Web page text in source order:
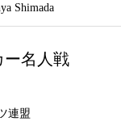
Shimada
ー名人戦
連盟